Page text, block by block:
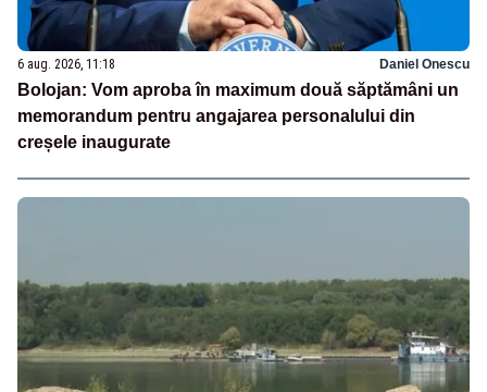
6 aug. 2026, 11:18 Daniel Onescu
Bolojan: Vom aproba în maximum două săptămâni un
memorandum pentru angajarea personalului din
creșele inaugurate